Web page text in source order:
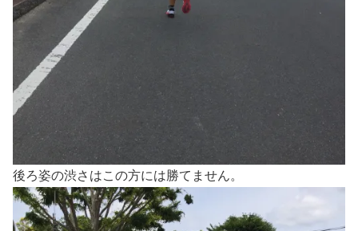
後ろ姿の渋さはこの方には勝てません。